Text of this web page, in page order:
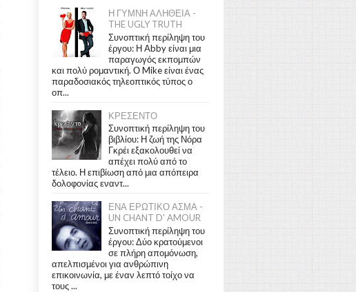
Η ΓΥΜΝΗ ΑΛΗΘΕΙΑ -
THE UGLY TRUTH
Συνοπτική περίληψη του
έργου: Η Abby είναι μια
παραγωγός εκπομπών
και πολύ ρομαντική. Ο Mike είναι ένας
παραδοσιακός τηλεοπτικός τύπος ο
οπ...
ΚΡΕΣΕΝΤΟ
Συνοπτική περίληψη του
βιβλίου: Η ζωή της Νόρα
Γκρέι εξακολουθεί να
απέχει πολύ από το
τέλειο. Η επιβίωση από μια απόπειρα
δολοφονίας εναντ...
ΕΝΑ ΕΡΩΤΙΚΟ ΑΣΜΑ -
UN CHANT D' AMOUR
Συνοπτική περίληψη του
έργου: Δύο κρατούμενοι
σε πλήρη απομόνωση,
απελπισμένοι για ανθρώπινη
επικοινωνία, με έναν λεπτό τοίχο να
τους ...